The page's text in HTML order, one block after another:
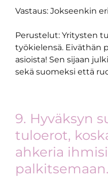
Vastaus: Jokseenkin
Perustelut: Yritysten
työkielensä. Eiväthän
asioista! Sen sijaan
sekä suomeksi että
9. Hyväksyn
tuloerot,
ahkeria
palkitsemaan.